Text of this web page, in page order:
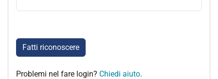
Fatti riconoscere
Problemi nel fare login? Chiedi aiuto.